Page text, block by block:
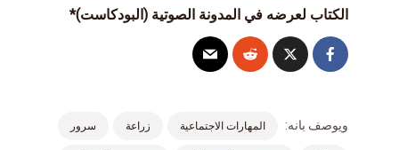
الكتاب لعرضه في المدونة الصوتية (البودكاست)*
ويوصف بانه: المهارات الاجتماعية زراعة سرور